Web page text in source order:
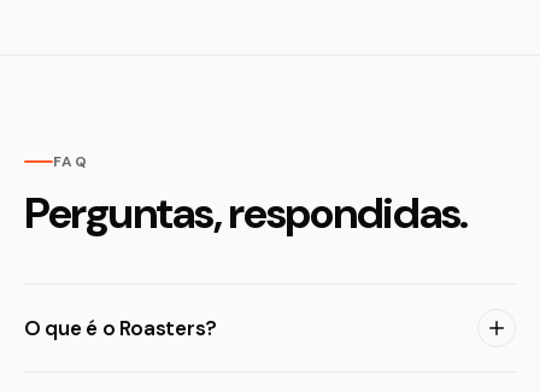
FAQ
Perguntas, respondidas.
O que é o Roasters?